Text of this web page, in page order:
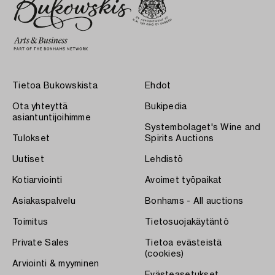
Tietoa Bukowskista
Ota yhteyttä
asiantuntijoihimme
Tulokset
Uutiset
Kotiarviointi
Asiakaspalvelu
Toimitus
Private Sales
Arviointi & myyminen
Ehdot
Bukipedia
Systembolaget's Wine and
Spirits Auctions
Lehdistö
Avoimet työpaikat
Bonhams - All auctions
Tietosuojakäytäntö
Tietoa evästeistä
(cookies)